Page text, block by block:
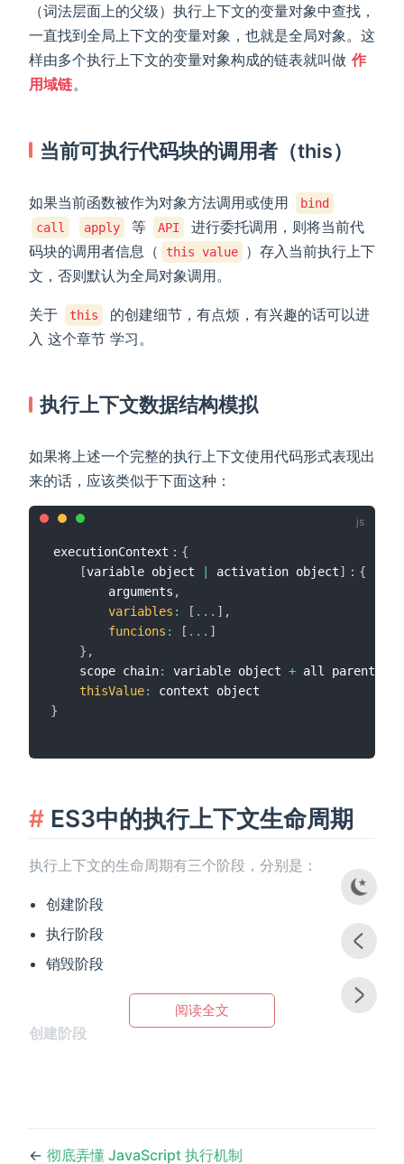
（词法层面上的父级）执行上下文的变量对象中查找，
一直找到全局上下文的变量对象，也就是全局对象。这
样由多个执行上下文的变量对象构成的链表就叫做 作
用域链。
当前可执行代码块的调用者（this）
如果当前函数被作为对象方法调用或使用
bind
call
apply 等 API
进行委托调用，则将当前代
码块的调用者信息（
this value
）存入当前执行上下
文，否则默认为全局对象调用。
关于 this
的创建细节，有点烦，有兴趣的话可以进
入 这个章节 学习。
执行上下文数据结构模拟
如果将上述一个完整的执行上下文使用代码形式表现出
来的话，应该类似于下面这种：
executionContext： {
[variable object activation object] ： {
        arguments
,
variables : [ ... ] ,
funcions : [ ... ]
} ,
    scope chain
: variable object + all parents
thisValue:
}
ES3中的执行上下文生命周期
执行上下文的生命周期有三个阶段，分别是：
创建阶段
执行阶段
销毁阶段
创建阶段
阅读全文
← 彻底弄懂 JavaScript 执行机制